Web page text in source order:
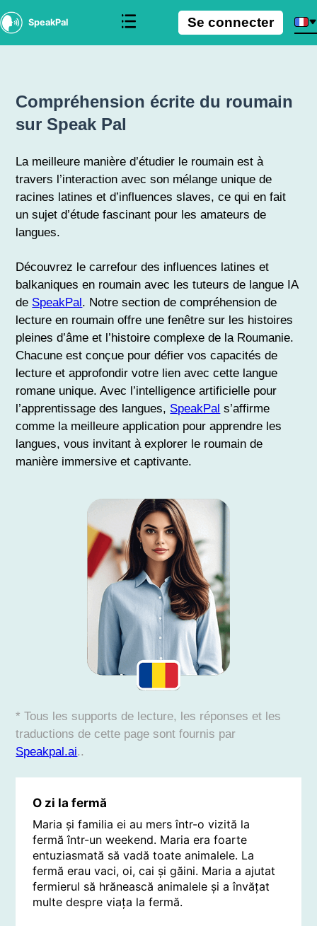
SpeakPal Se connecter
Compréhension écrite du roumain
sur Speak Pal
La meilleure manière d’étudier le roumain est à
travers l’interaction avec son mélange unique de
racines latines et d’influences slaves, ce qui en fait
un sujet d’étude fascinant pour les amateurs de
langues.
Découvrez le carrefour des influences latines et
balkaniques en roumain avec les tuteurs de langue IA
de SpeakPal. Notre section de compréhension de
lecture en roumain offre une fenêtre sur les histoires
pleines d’âme et l’histoire complexe de la Roumanie.
Chacune est conçue pour défier vos capacités de
lecture et approfondir votre lien avec cette langue
romane unique. Avec l’intelligence artificielle pour
l’apprentissage des langues, SpeakPal s’affirme
comme la meilleure application pour apprendre les
langues, vous invitant à explorer le roumain de
manière immersive et captivante.
* Tous les supports de lecture, les réponses et les
traductions de cette page sont fournis par
Speakpal.ai..
O zi la fermă
Maria și familia ei au mers într-o vizită la
fermă într-un weekend. Maria era foarte
entuziasmată să vadă toate animalele. La
fermă erau vaci, oi, cai și găini. Maria a ajutat
fermierul să hrănească animalele și a învățat
multe despre viața la fermă.